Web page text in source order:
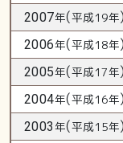
2007年(平成19年)
2006年(平成18年)
2005年(平成17年)
2004年(平成16年)
2003年(平成15年)